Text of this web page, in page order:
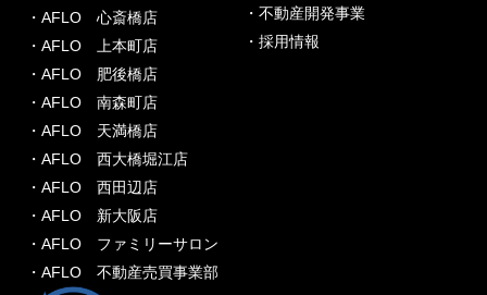
・AFLO 心斎橋店
・AFLO 上本町店
・AFLO 肥後橋店
・AFLO 南森町店
・AFLO 天満橋店
・AFLO 西大橋堀江店
・AFLO 西田辺店
・AFLO 新大阪店
・AFLO ファミリーサロン
・AFLO 不動産売買事業部
・不動産開発事業
・採用情報